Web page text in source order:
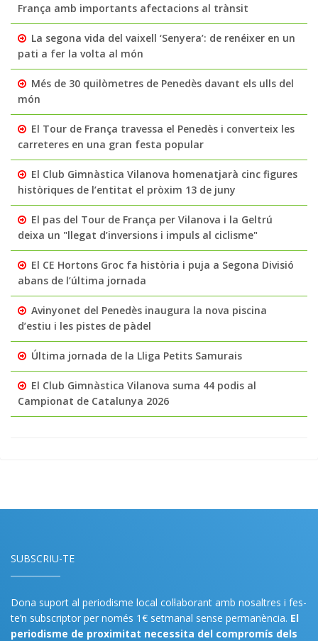
França amb importants afectacions al trànsit
La segona vida del vaixell ‘Senyera’: de renéixer en un
pati a fer la volta al món
Més de 30 quilòmetres de Penedès davant els ulls del
món
El Tour de França travessa el Penedès i converteix les
carreteres en una gran festa popular
El Club Gimnàstica Vilanova homenatjarà cinc figures
històriques de l’entitat el pròxim 13 de juny
El pas del Tour de França per Vilanova i la Geltrú
deixa un "llegat d’inversions i impuls al ciclisme"
El CE Hortons Groc fa història i puja a Segona Divisió
abans de l’última jornada
Avinyonet del Penedès inaugura la nova piscina
d’estiu i les pistes de pàdel
Última jornada de la Lliga Petits Samurais
El Club Gimnàstica Vilanova suma 44 podis al
Campionat de Catalunya 2026
SUBSCRIU-TE
Dona suport al periodisme local col·laborant amb nosaltres i fes-
te’n subscriptor per només 1€ setmanal sense permanència. El
periodisme de proximitat necessita del compromís dels